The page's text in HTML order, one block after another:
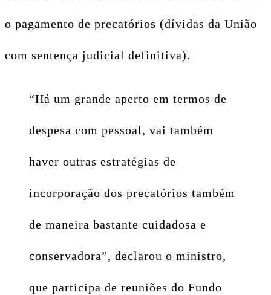
o pagamento de precatórios (dívidas da União
com sentença judicial definitiva).
“Há um grande aperto em termos de
despesa com pessoal, vai também
haver outras estratégias de
incorporação dos precatórios também
de maneira bastante cuidadosa e
conservadora”, declarou o ministro,
que participa de reuniões do Fundo